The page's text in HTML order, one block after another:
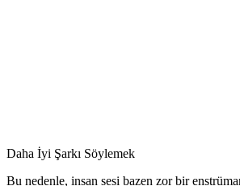
Daha İyi Şarkı Söylemek
Bu nedenle, insan sesi bazen zor bir